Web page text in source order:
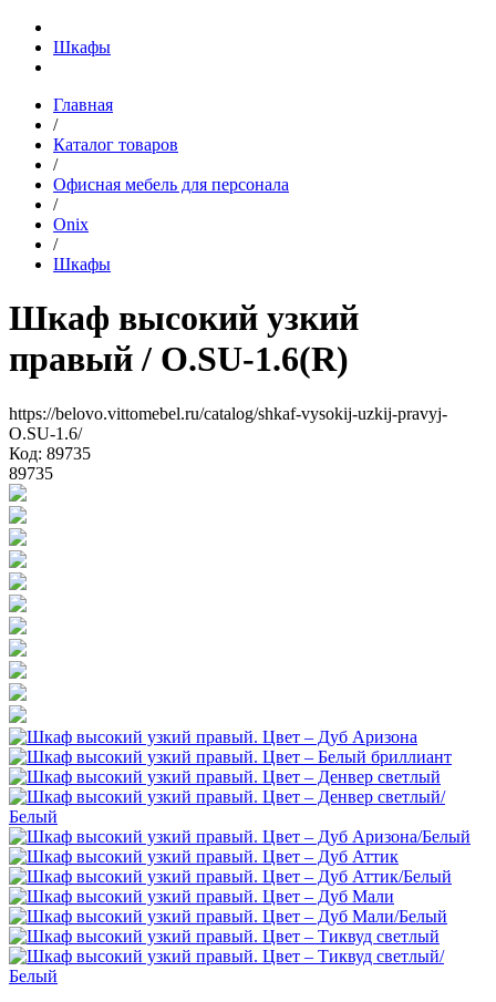
Шкафы
Главная
/
Каталог товаров
/
Офисная мебель для персонала
/
Onix
/
Шкафы
Шкаф высокий узкий
правый / O.SU-1.6(R)
https://belovo.vittomebel.ru/catalog/shkaf-vysokij-uzkij-pravyj-
O.SU-1.6/
Код: 89735
89735